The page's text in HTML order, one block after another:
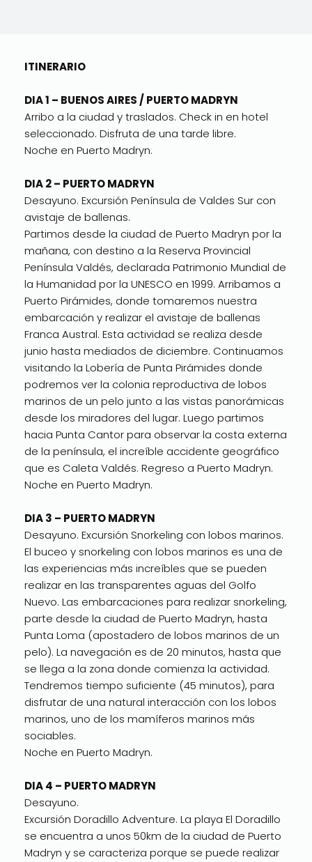
ITINERARIO
DIA 1 – BUENOS AIRES / PUERTO MADRYN
Arribo a la ciudad y traslados. Check in en hotel
seleccionado. Disfruta de una tarde libre.
Noche en Puerto Madryn.
DIA 2 – PUERTO MADRYN
Desayuno. Excursión Península de Valdes Sur con
avistaje de ballenas.
Partimos desde la ciudad de Puerto Madryn por la
mañana, con destino a la Reserva Provincial
Península Valdés, declarada Patrimonio Mundial de
la Humanidad por la UNESCO en 1999. Arribamos a
Puerto Pirámides, donde tomaremos nuestra
embarcación y realizar el avistaje de ballenas
Franca Austral. Esta actividad se realiza desde
junio hasta mediados de diciembre. Continuamos
visitando la Lobería de Punta Pirámides donde
podremos ver la colonia reproductiva de lobos
marinos de un pelo junto a las vistas panorámicas
desde los miradores del lugar. Luego partimos
hacia Punta Cantor para observar la costa externa
de la península, el increíble accidente geográfico
que es Caleta Valdés. Regreso a Puerto Madryn.
Noche en Puerto Madryn.
DIA 3 – PUERTO MADRYN
Desayuno. Excursión Snorkeling con lobos marinos.
El buceo y snorkeling con lobos marinos es una de
las experiencias más increíbles que se pueden
realizar en las transparentes aguas del Golfo
Nuevo. Las embarcaciones para realizar snorkeling,
parte desde la ciudad de Puerto Madryn, hasta
Punta Loma (apostadero de lobos marinos de un
pelo). La navegación es de 20 minutos, hasta que
se llega a la zona donde comienza la actividad.
Tendremos tiempo suficiente (45 minutos), para
disfrutar de una natural interacción con los lobos
marinos, uno de los mamíferos marinos más
sociables.
Noche en Puerto Madryn.
DIA 4 – PUERTO MADRYN
Desayuno.
Excursión Doradillo Adventure. La playa El Doradillo
se encuentra a unos 50km de la ciudad de Puerto
Madryn y se caracteriza porque se puede realizar